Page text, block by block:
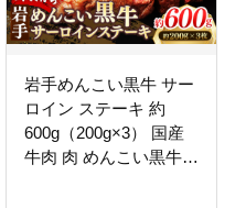
岩手めんこい黒牛 サー
ロイン ステーキ 約
600g（200g×3） 国産
牛肉 肉 めんこい黒牛